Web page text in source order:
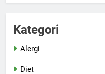
Kategori
Alergi
Diet